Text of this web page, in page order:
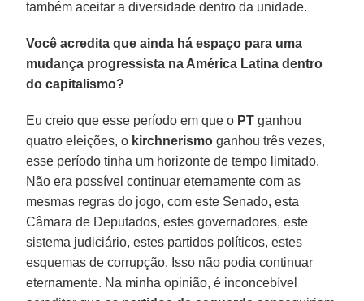
também aceitar a diversidade dentro da unidade.
Você acredita que ainda há espaço para uma
mudança progressista na América Latina dentro
do capitalismo?
Eu creio que esse período em que o PT ganhou
quatro eleições, o kirchnerismo ganhou três vezes,
esse período tinha um horizonte de tempo limitado.
Não era possível continuar eternamente com as
mesmas regras do jogo, com este Senado, esta
Câmara de Deputados, estes governadores, este
sistema judiciário, estes partidos políticos, estes
esquemas de corrupção. Isso não podia continuar
eternamente. Na minha opinião, é inconcebível